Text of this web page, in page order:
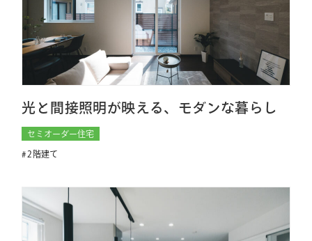
光と間接照明が映える、モダンな暮らし
セミオーダー住宅
2階建て